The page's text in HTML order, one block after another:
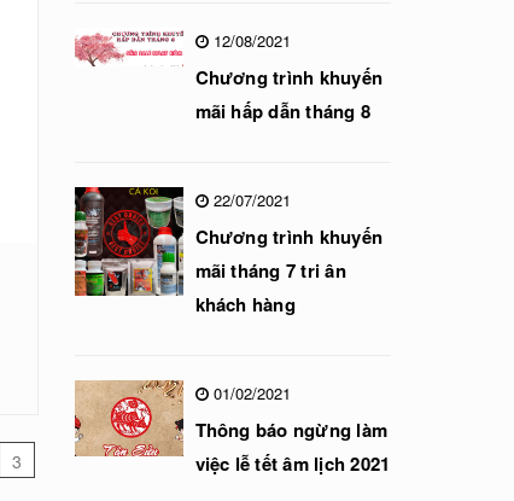
3
12/08/2021
Chương trình khuyến
mãi hấp dẫn tháng 8
22/07/2021
Chương trình khuyến
mãi tháng 7 tri ân
khách hàng
01/02/2021
Thông báo ngừng làm
việc lễ tết âm lịch 2021